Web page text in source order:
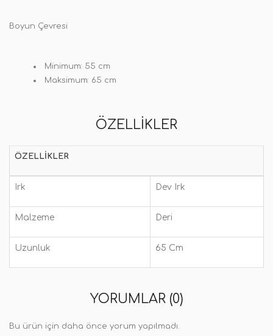
Boyun Çevresi
Minimum: 55 cm
Maksimum: 65 cm
ÖZELLIKLER
ÖZELLIKLER
Irk Dev Irk
Malzeme Deri
Uzunluk 65 Cm
YORUMLAR (0)
Bu ürün için daha önce yorum yapılmadı.